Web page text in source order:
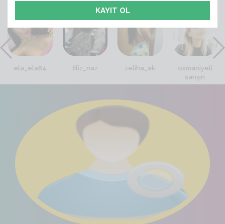
ela_ela84 filiz_naz zeliha_ak
osmaniyeli
sarışın